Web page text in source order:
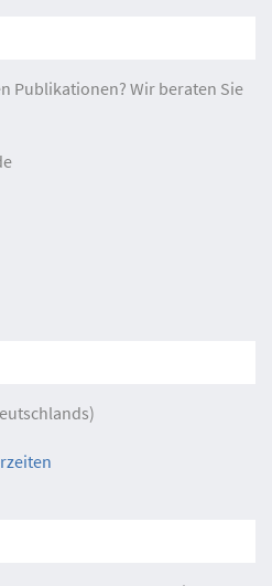
Publikationen? Wir beraten Sie